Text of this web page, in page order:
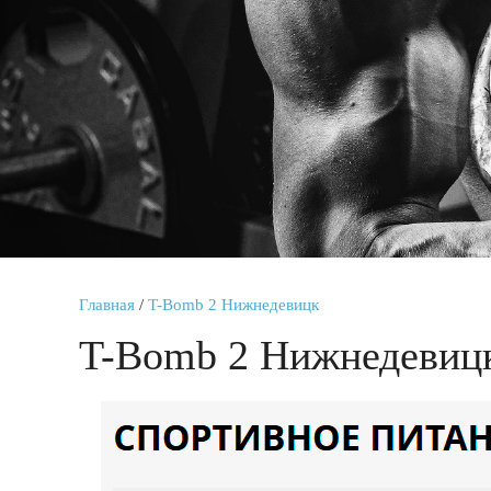
Главная / T-Bomb 2 Нижнедевицк
T-Bomb 2